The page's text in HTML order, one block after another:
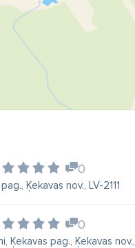
bioloģiskā
pazemes
zemūdens
0
Ķekavas nov., LV-2111
0
Ķekavas pag., Ķekavas nov.,